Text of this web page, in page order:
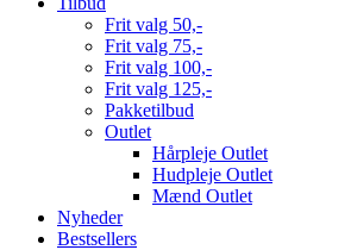
Frit valg 50,-
Frit valg 75,-
Frit valg 100,-
Frit valg 125,-
Pakketilbud
Outlet
Hårpleje Outlet
Hudpleje Outlet
Mænd Outlet
Nyheder
Bestsellers